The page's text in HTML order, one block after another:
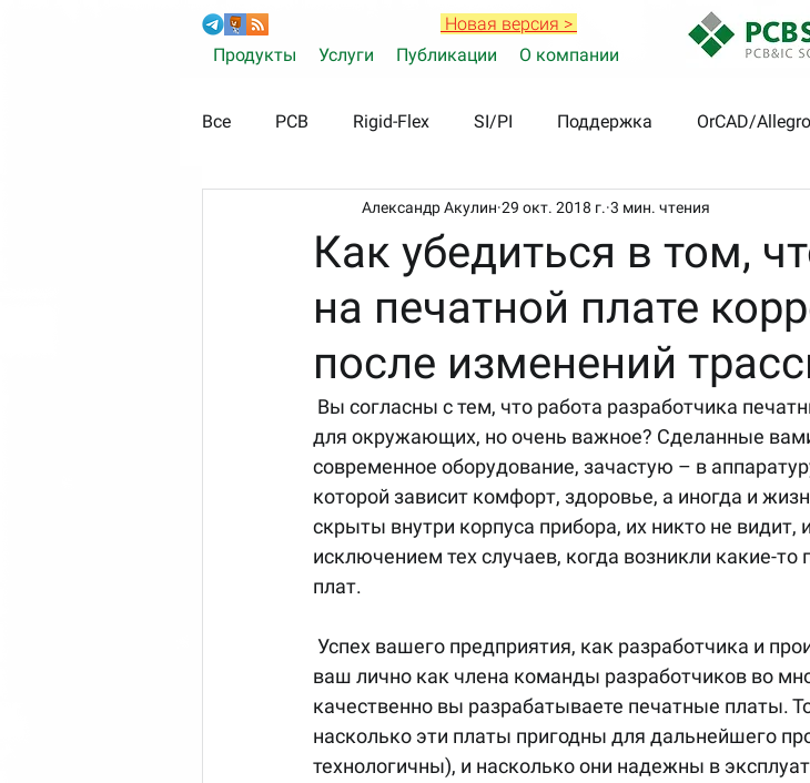
Новая версия >
Продукты
Услуги Публикации О компании
Все PCB Rigid-Flex SI/PI Поддержка OrCAD/Allegro
Как убедиться в том,
на печатной плате
после изменений
Александр Акулин 29 окт. 2018 г. 3 мин. чтения
для окружающих, но очень важное? Сделанные
современное оборудование, зачастую – в
которой зависит комфорт, здоровье, а иногда и
скрыты внутри корпуса прибора, их никто не видит,
исключением тех случаев, когда возникли какие-
плат.
ваш лично как члена команды разработчиков во
качественно вы разрабатываете печатные платы.
насколько эти платы пригодны для дальнейшего
технологичны), и насколько они надежны в